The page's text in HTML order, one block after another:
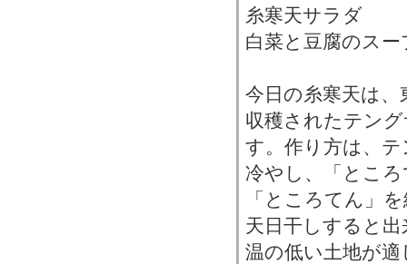
糸寒天サラダ
白菜と豆腐のスー
今日の糸寒天は、
収穫されたテン
す。作り方は、
冷やし、「とこ
「ところてん」
天日干しすると
温の低い土地が